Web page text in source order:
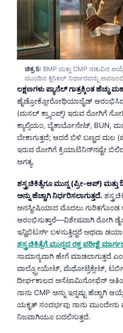
ಚಿತ್ರ 5: BMP ಮತ್ತು CMP ನಡುವಿನ
ಮುಂದಿನ ಕ್ಲಿನಿಕಲ್ ನಿರ್ಧಾರವನ್ನು
ಲಕ್ಷಣಗಳು ಪ್ಯಾನೆಲ್ ಗಾತ್ರಕ್ಕಿಂತ ಹೆಚ್ಚು
ಹೈಡ್ರೋಕ್ಲೋರೋಥಿಯಾಜೈಡ್
(ಮಸಲ್ ಕ್ರ್ಯಾಂಪ್ಸ್) ಇರುವ ರೋಗಿಗೆ
ಕ್ಯಾಲ್ಸಿಯಂ, ಬೈಕಾರ್ಬೊನೇಟ್, BUN,
ಬೇಕಾಗುತ್ತದೆ; ಆದರೆ ಬಿಳಿ ಬಣ್ಣದ ಮಲ
ಇರುವ ರೋಗಿಗೆ ಕ್ರಿಯಾಟಿನಿನ್‌ನಷ್ಟೇ
ಅಗತ್ಯ.
ಶಸ್ತ್ರಚಿಕಿತ್ಸೆಗೂ ಮುನ್ನ (ಪ್ರೀ-ಆಪ್)
ಅನ್ನು ಹೆಚ್ಚಾಗಿ ನಿರ್ಧರಿಸಲಾಗುತ್ತದೆ.
ಅನಸ್ಥೀಷಿಯಾದ ಮೊದಲು ಗುರಿತಗೊಂಡ
ಆರಂಭಿಸುತ್ತಾರೆ—ವಿಶೇಷವಾಗಿ ರೋಗಿ
ಇನ್ಹಿಬಿಟರ್ಸ್ ಬಳಸುತ್ತಿದ್ದರೆ ಅಥವಾ
ಶಸ್ತ್ರಚಿಕಿತ್ಸೆಗೆ ಮುನ್ನದ ರಕ್ತ ಪರೀಕ್ಷೆ
ಸಾಮಾನ್ಯವಾಗಿ ಹೇಗೆ ಮಾಡಲಾಗುತ್ತದೆ
ವಾಲ್ಪ್ರೋಯೇಟ್, ಮೆಥೋಟ್ರೆಕ್ಸೇಟ್,
ದೀರ್ಘಕಾಲದ ಅಸೆಟಾಮಿನೋಫೆನ್
ನಾನು CMP ಅನ್ನು ಇನ್ನಷ್ಟು ಹೆಚ್ಚಾಗಿ
ಯಕೃತ್ ಸಂದರ್ಭವು ನಾನು ಮುಂದೇನು
ನಿಜವಾಗಿಯೂ ಬದಲಿಸುತ್ತದೆ.
Azərbaycan dili
Eesti
日本語
Čeština
ქართული
Русский
Polski
한국어
Magyar
Shqip
বাংলা
اردو
मराठी
తెలుగు
தமிழ்
ગુજરાતી
മലയാളം
Bahasa Melayu